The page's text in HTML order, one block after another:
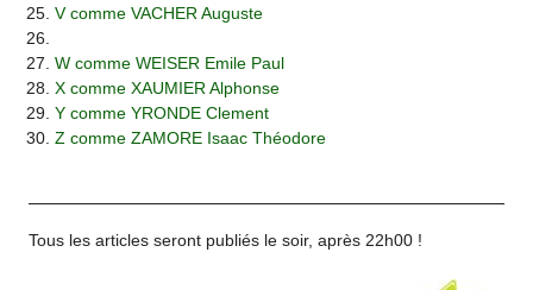
V comme VACHER Auguste
W comme WEISER Emile Paul
X comme XAUMIER Alphonse
Y comme YRONDE Clement
Z comme ZAMORE Isaac Théodore
Tous les articles seront publiés le soir, après 22h00 !